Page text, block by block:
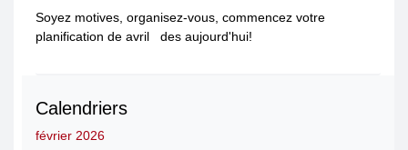
Soyez motives, organisez-vous, commencez votre
planification de avril des aujourd'hui!
Calendriers
février 2026